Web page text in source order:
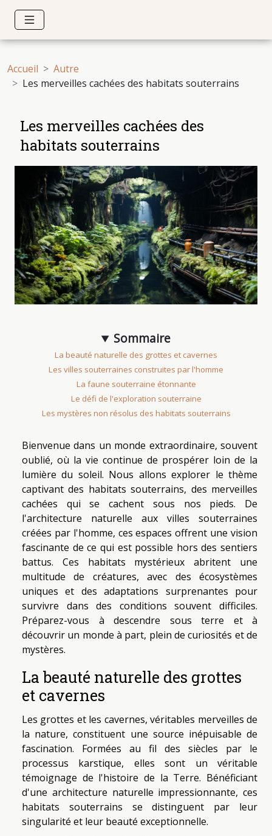
Accueil
Autre
Les merveilles cachées des habitats souterrains
Les merveilles cachées des
habitats souterrains
Sommaire
La beauté naturelle des grottes et cavernes
Les villes souterraines construites par l'homme
La faune souterraine étonnante
Le défi de l'exploration souterraine
Les mystères non résolus des habitats souterrains
Bienvenue dans un monde extraordinaire, souvent
oublié, où la vie continue de prospérer loin de la
lumière du soleil. Nous allons explorer le thème
captivant des habitats souterrains, des merveilles
cachées qui se cachent sous nos pieds. De
l'architecture naturelle aux villes souterraines
créées par l'homme, ces espaces offrent une vision
fascinante de ce qui est possible hors des sentiers
battus. Ces habitats mystérieux abritent une
multitude de créatures, avec des écosystèmes
uniques et des adaptations surprenantes pour
survivre dans des conditions souvent difficiles.
Préparez-vous à descendre sous terre et à
découvrir un monde à part, plein de curiosités et de
mystères.
La beauté naturelle des grottes
et cavernes
Les grottes et les cavernes, véritables merveilles de
la nature, constituent une source inépuisable de
fascination. Formées au fil des siècles par le
processus karstique, elles sont un véritable
témoignage de l'histoire de la Terre. Bénéficiant
d'une architecture naturelle impressionnante, ces
habitats souterrains se distinguent par leur
singularité et leur beauté exceptionnelle.